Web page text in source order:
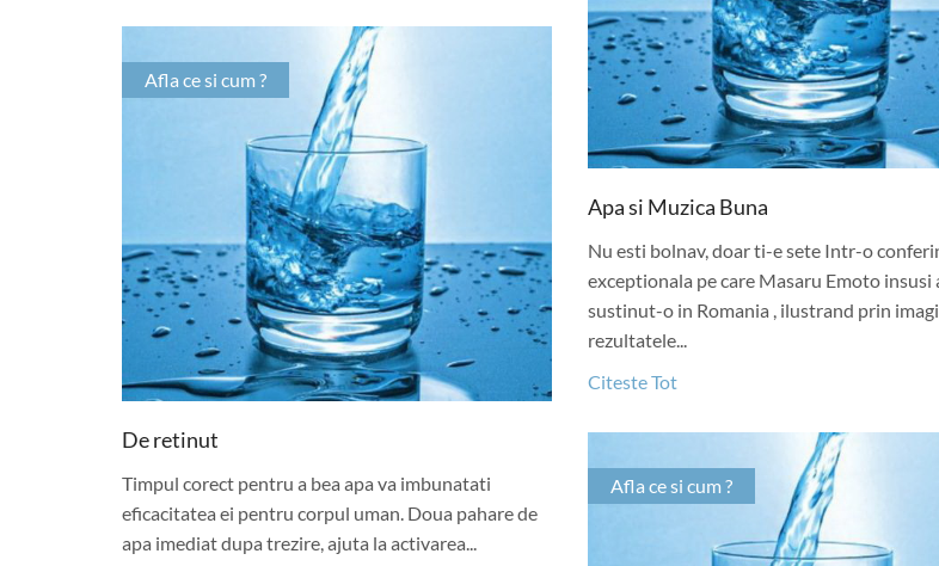
Apa si Muzica Buna
Nu esti bolnav, doar ti-e sete Intr-o
exceptionala pe care Masaru Emoto insusi
sustinut-o in Romania , ilustrand prin
rezultatele...
Citeste Tot
Afla ce si cum ?
De retinut
Timpul corect pentru a bea apa va imbunatati
eficacitatea ei pentru corpul uman. Doua pahare de
apa imediat dupa trezire, ajuta la activarea...
Afla ce si cum ?